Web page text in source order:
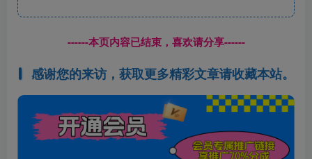
------本页内容已结束，喜欢请分享------
感谢您的来访，获取更多精彩文章请收藏本站。